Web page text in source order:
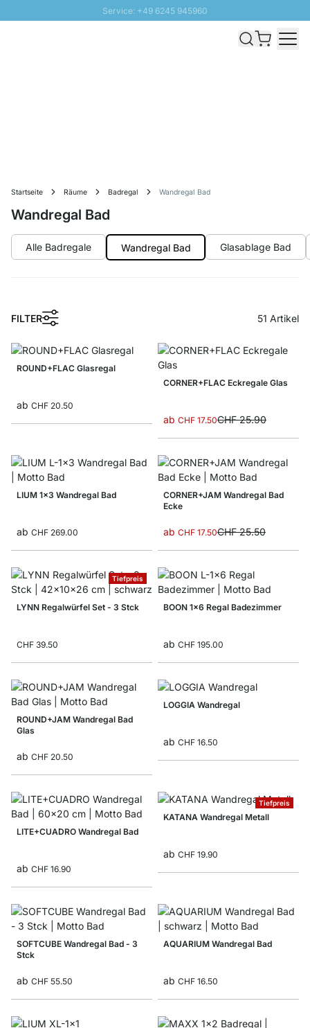
Service: +49 6245 945960
Startseite Räume Badregal Wandregal Bad
Wandregal Bad
Alle Badregale Wandregal Bad Glasablage Bad
FILTER 51 Artikel
ROUND+FLAC Glasregal
ab CHF 20.50
CORNER+FLAC Eckregale Glas
ab CHF 17.50CHF 25.90
LIUM 1x3 Wandregal Bad
ab CHF 269.00
CORNER+JAM Wandregal Bad
Ecke
ab CHF 17.50CHF 25.50
Tiefpreis
LYNN Regalwürfel Set - 3 Stck
CHF 39.50
BOON 1x6 Regal Badezimmer
ab CHF 195.00
ROUND+JAM Wandregal Bad
Glas
ab CHF 20.50
LOGGIA Wandregal
ab CHF 16.50
LITE+CUADRO Wandregal Bad
ab CHF 16.90
Tiefpreis
KATANA Wandregal Metall
ab CHF 19.90
SOFTCUBE Wandregal Bad - 3
Stck
ab CHF 55.50
AQUARIUM Wandregal Bad
ab CHF 16.50